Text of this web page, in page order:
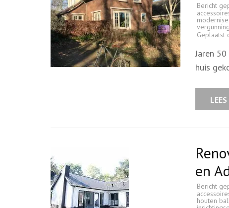
Bericht
Geplaatst
Jaren
huis
en
Bericht
houten